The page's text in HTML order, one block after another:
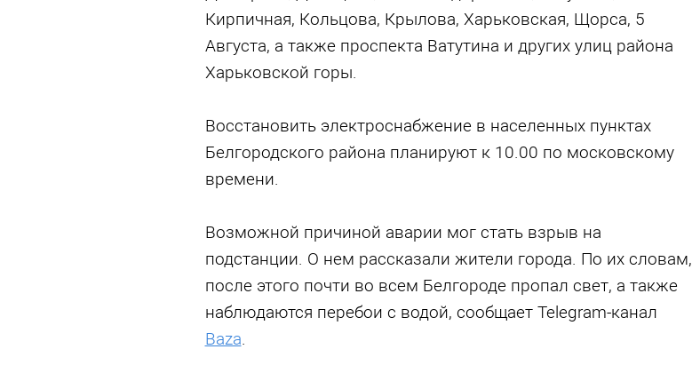
Кирпичная, Кольцова, Крылова, Харьковская, Щорса, 5
Августа, а также проспекта Ватутина и других улиц района
Харьковской горы.
Восстановить электроснабжение в населенных пунктах
Белгородского района планируют к 10.00 по московскому
времени.
Возможной причиной аварии мог стать взрыв на
подстанции. О нем рассказали жители города. По их словам,
после этого почти во всем Белгороде пропал свет, а также
наблюдаются перебои с водой, сообщает Telegram-канал
Baza.